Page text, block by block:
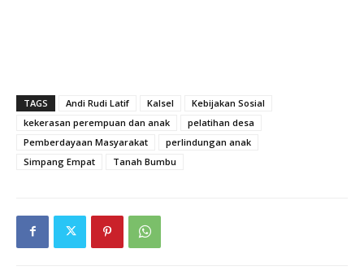
TAGS Andi Rudi Latif Kalsel
Kebijakan Sosial
kekerasan perempuan dan anak
pelatihan desa
Pemberdayaan Masyarakat
perlindungan anak
Simpang Empat
Tanah Bumbu